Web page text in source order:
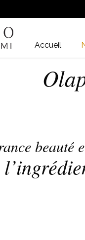
Accueil
beauté